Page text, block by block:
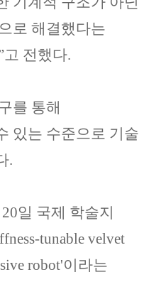
로 해결했다는
고 전했다.
를 통해
있는 수준으로 기술
.
20일 국제 학술지
tunable velvet
robot'이라는